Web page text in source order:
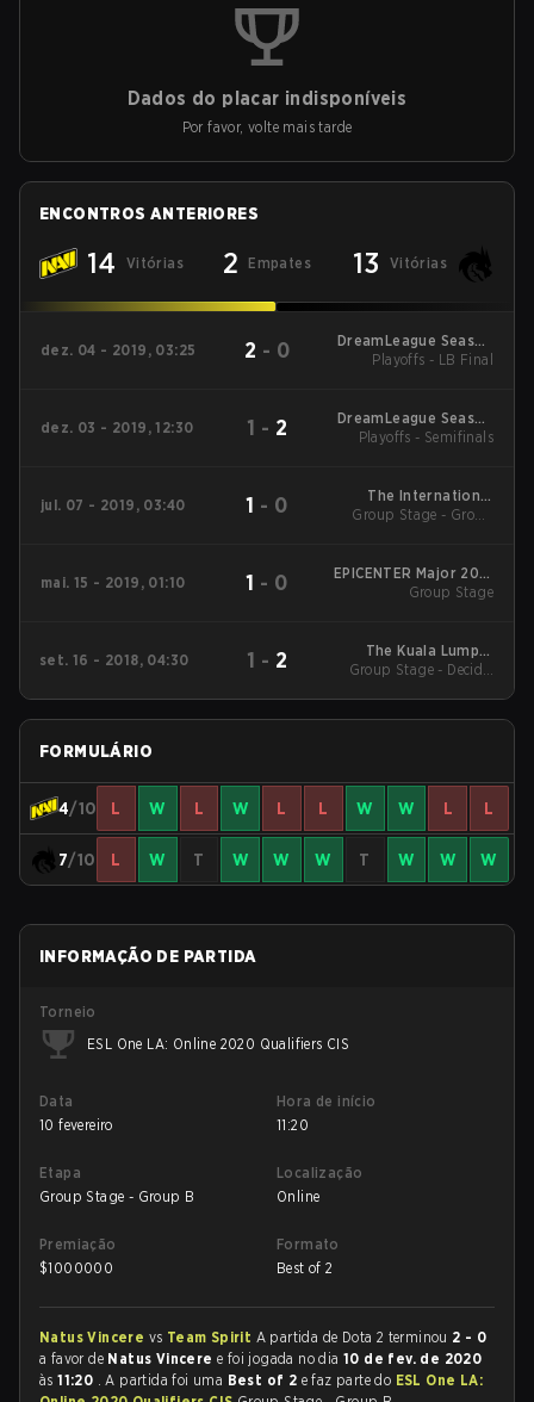
Dados do placar indisponíveis
Por favor, volte mais tarde
ENCONTROS ANTERIORES
14 Vitórias 2 Empates 13 Vitórias
dez. 04 - 2019, 03:25 2 - 0
DreamLeague Season
13 Qualifiers CIS
Playoffs - LB Final
dez. 03 - 2019, 12:30 1 - 2
DreamLeague Season
13 Qualifiers CIS
Playoffs - Semifinals
jul. 07 - 2019, 03:40 1 - 0
The International
2019 Main Qualifiers
Group Stage - Group
mai. 15 - 2019, 01:10 1 - 0
EPICENTER Major 2019
Qualifiers CIS
Group Stage
set. 16 - 2018, 04:30 1 - 2
The Kuala Lumpur
Major Qualifiers CIS
Group Stage - Decider
FORMULÁRIO
4/10 L W L W L L W W L L
7/10 L W T W W W T W W W
INFORMAÇÃO DE PARTIDA
Torneio
ESL One LA: Online 2020 Qualifiers CIS
Data
10 fevereiro
Hora de início
11:20
Etapa
Group Stage - Group B
Localização
Online
Premiação
$1000000
Formato
Best of 2
Natus Vincere vs Team Spirit A partida de Dota 2 terminou 2 - 0
a favor de Natus Vinceree foi jogada no dia10 de fev. de 2020
às11:20 . A partida foi uma Best of 2 e faz parte do ESL One LA: